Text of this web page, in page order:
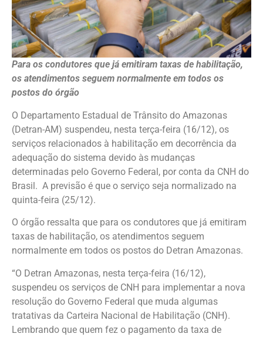
Para os condutores que já emitiram taxas de habilitação,
os atendimentos seguem normalmente em todos os
postos do órgão
O Departamento Estadual de Trânsito do Amazonas
(Detran-AM) suspendeu, nesta terça-feira (16/12), os
serviços relacionados à habilitação em decorrência da
adequação do sistema devido às mudanças
determinadas pelo Governo Federal, por conta da CNH do
Brasil. A previsão é que o serviço seja normalizado na
quinta-feira (25/12).
O órgão ressalta que para os condutores que já emitiram
taxas de habilitação, os atendimentos seguem
normalmente em todos os postos do Detran Amazonas.
“O Detran Amazonas, nesta terça-feira (16/12),
suspendeu os serviços de CNH para implementar a nova
resolução do Governo Federal que muda algumas
tratativas da Carteira Nacional de Habilitação (CNH).
Lembrando que quem fez o pagamento da taxa de